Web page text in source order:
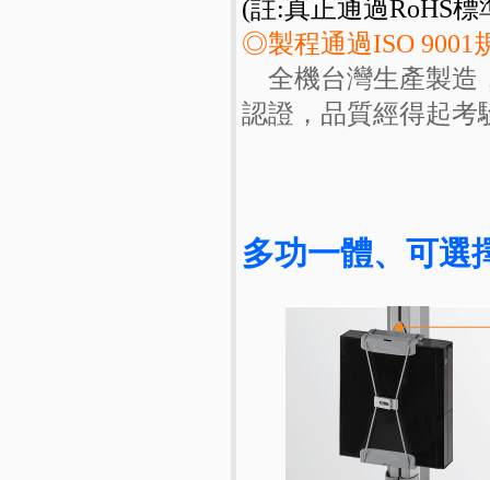
(註:真正通過RoHS
◎製程通過ISO 9001
全機台灣生產製造
認證，品質經得起考
多功一體、可選